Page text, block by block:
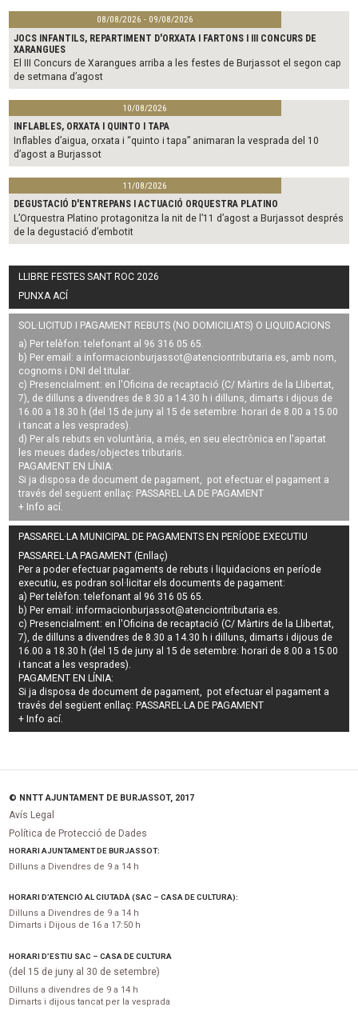
08/08/2026 - 09/08/2026
JOCS INFANTILS, REPARTIMENT D'ORXATA I FARTONS I III CONCURS DE
XARANGUES
El III Concurs de Xarangues arriba a les festes de Burjassot el segon cap
de setmana d’agost
10/08/2026
INFLABLES, ORXATA I QUINTO I TAPA
Inflables d’aigua, orxata i “quinto i tapa” animaran la vesprada del 10
d’agost a Burjassot
11/08/2026
DEGUSTACIÓ D'ENTREPANS I ACTUACIÓ ORQUESTRA PLATINO
L’Orquestra Platino protagonitza la nit de l’11 d’agost a Burjassot després
de la degustació d’embotit
LLIBRE FESTES SANT ROC 2026
PUNXA ACÍ
SOL·LICITUD I PAGAMENT REBUTS (NO DOMICILIATS) O LIQUIDACIONS
a) Per telèfon: telefonant al 96 316 05 65.
b) Per email: a informacionburjassot@atenciontributaria.es, amb nom,
cognoms i DNI del titular.
c) Presencialment: en l'Oficina de recaptació (C/ Màrtirs de la Llibertat,
7), de dilluns a divendres de 8.30 a 14.30 h i dilluns, dimarts i dijous de
16.00 a 18.30 h (del 15 de juny al 15 de setembre: horari de 8.00 a 15.00
i tancat a les vesprades).
d) Per als rebuts en voluntària, a més, en seu electrònica en l'apartat
les meues dades/objectes tributaris.
PAGAMENT EN LÍNIA:
Si ja disposa de document de pagament, pot efectuar el pagament a
través del següent enllaç: PASSAREL·LA DE PAGAMENT
+ Info ací.
PASSAREL·LA MUNICIPAL DE PAGAMENTS EN PERÍODE EXECUTIU
PASSAREL·LA PAGAMENT (Enllaç)
Per a poder efectuar pagaments derebuts i liquidacions en període
executiu , es podran sol·licitar els documents de pagament:
a) Per telèfon: telefonant al 96 316 05 65.
b) Per email:informacionburjassot@atenciontributaria.es
c) Presencialment: en l'Oficina de recaptació (C/ Màrtirs de la Llibertat,
7), de dilluns a divendres de 8.30 a 14.30 h i dilluns, dimarts i dijous de
16.00 a 18.30 h (del 15 de juny al 15 de setembre: horari de 8.00 a 15.00
i tancat a les vesprades).
PAGAMENT EN LÍNIA:
Si ja disposa de document de pagament, pot efectuar el pagament a
través del següent enllaç:PASSAREL·LA DE PAGAMENT
+ Info ací
© NNTT AJUNTAMENT DE BURJASSOT, 2017
Avís Legal
Política de Protecció de Dades
HORARI AJUNTAMENT DE BURJASSOT:
Dilluns a Divendres de 9 a 14 h
HORARI D’ATENCIÓ AL CIUTADÀ (SAC – CASA DE CULTURA):
Dilluns a Divendres de 9 a 14 h
Dimarts i Dijous de 16 a 17:50 h
HORARI D’ESTIU SAC – CASA DE CULTURA
(del 15 de juny al 30 de setembre)
Dilluns a divendres de 9 a 14 h
Dimarts i dijous tancat per la vesprada